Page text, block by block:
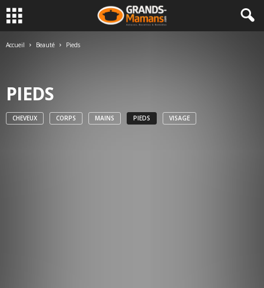
Accueil Beauté Pieds
PIEDS
CHEVEUX CORPS MAINS PIEDS VISAGE